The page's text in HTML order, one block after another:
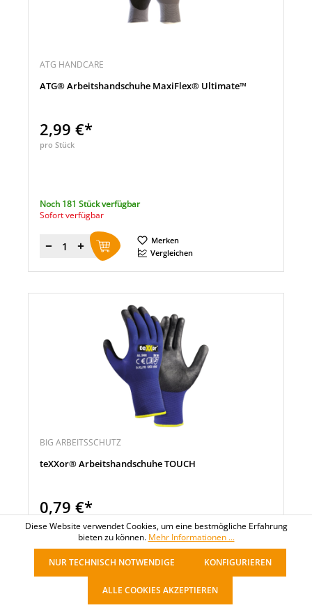
ATG HANDCARE
ATG® Arbeitshandschuhe MaxiFlex® Ultimate™
2,99 €*
pro Stück
Noch 181 Stück verfügbar
Sofort verfügbar
Menge
Merken
Vergleichen
BIG ARBEITSSCHUTZ
teXXor® Arbeitshandschuhe TOUCH
0,79 €*
pro Stück
Sofort verfügbar
Diese Website verwendet Cookies, um eine bestmögliche Erfahrung
bieten zu können. Mehr Informationen ...
NUR TECHNISCH NOTWENDIGE KONFIGURIEREN
ALLE COOKIES AKZEPTIEREN